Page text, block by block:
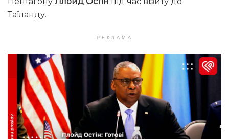
Таїланду.
РЕКЛАМА